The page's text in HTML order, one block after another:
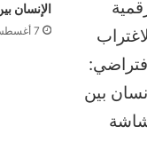
الإنسان
7 أغسطس، 2026